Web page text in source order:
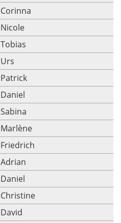
Corinna
Nicole
Tobias
Urs
Patrick
Daniel
Sabina
Marlène
Friedrich
Adrian
Daniel
Christine
David